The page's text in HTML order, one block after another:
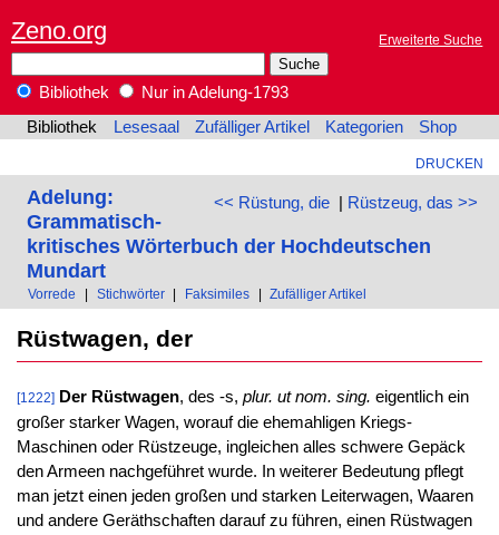
Zeno.org Erweiterte Suche
Bibliothek
Nur in Adelung-1793
Bibliothek
Lesesaal Zufälliger Artikel Kategorien Shop
DRUCKEN
<< Rüstung, die| Rüstzeug, das >>
Adelung:
Grammatisch-
kritisches Wörterbuch der Hochdeutschen
Mundart
Vorrede Stichwörter Faksimiles Zufälliger Artikel
Rüstwagen, der
[1222] Der Rüstwagen, des -s, plur. ut nom. sing. eigentlich ein
großer starker Wagen, worauf die ehemahligen Kriegs-
Maschinen oder Rüstzeuge, ingleichen alles schwere Gepäck
den Armeen nachgeführet wurde. In weiterer Bedeutung pflegt
man jetzt einen jeden großen und starken Leiterwagen, Waaren
und andere Geräthschaften darauf zu führen, einen Rüstwagen